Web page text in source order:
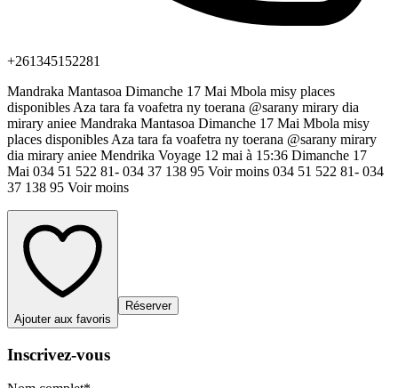
+261345152281
Mandraka Mantasoa Dimanche 17 Mai Mbola misy places
disponibles Aza tara fa voafetra ny toerana @sarany mirary dia
mirary aniee Mandraka Mantasoa Dimanche 17 Mai Mbola misy
places disponibles Aza tara fa voafetra ny toerana @sarany mirary
dia mirary aniee Mendrika Voyage 12 mai à 15:36 Dimanche 17
Mai 034 51 522 81- 034 37 138 95 Voir moins 034 51 522 81- 034
37 138 95 Voir moins
Ajouter aux favoris
Réserver
Inscrivez-vous